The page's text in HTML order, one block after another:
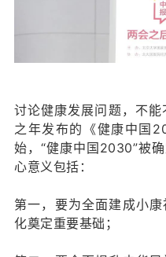
讨论健康发展问题，不能
之年发布的《健康中国
始，“健康中国2030”被
心意义包括：
第一，要为全面建成小
化奠定重要基础；